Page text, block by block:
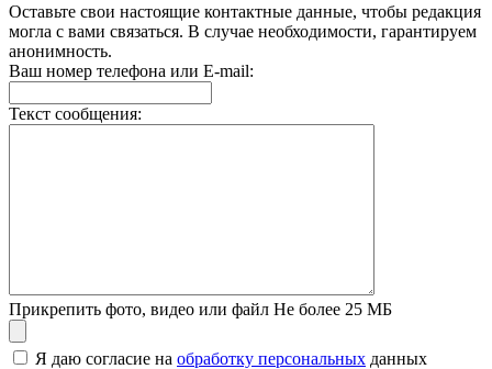
Оставьте свои настоящие контактные данные, чтобы редакция
могла с вами связаться. В случае необходимости, гарантируем
анонимность.
Ваш номер телефона или E-mail:
Текст сообщения:
Прикрепить фото, видео или файл Не более 25 МБ
Я даю согласие на обработку персональных данных